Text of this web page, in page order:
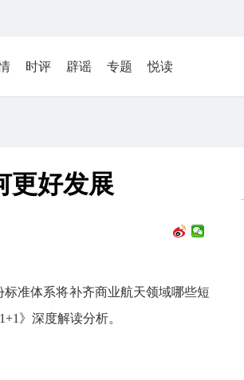
时评 辟谣 专题 悦读
更好发展
标准体系将补齐商业航天领域哪些短
》深度解读分析。